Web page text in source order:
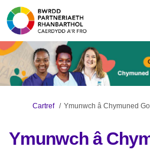
Rydych yma:
Cartref Ymunwch â Chymuned
Ymunwch â